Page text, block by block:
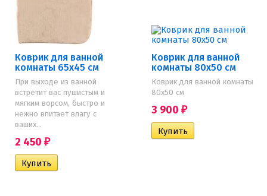
Коврик для ванной
комнаты 65х45 см
При выходе из ванной
встретит вас пушистым и
мягким ворсом, быстро и
нежно впитает влагу с
ваших...
2 450 ₽
Коврик для ванной
комнаты 80х50 см
Коврик для ванной комнаты
80х50 см
3 900 ₽